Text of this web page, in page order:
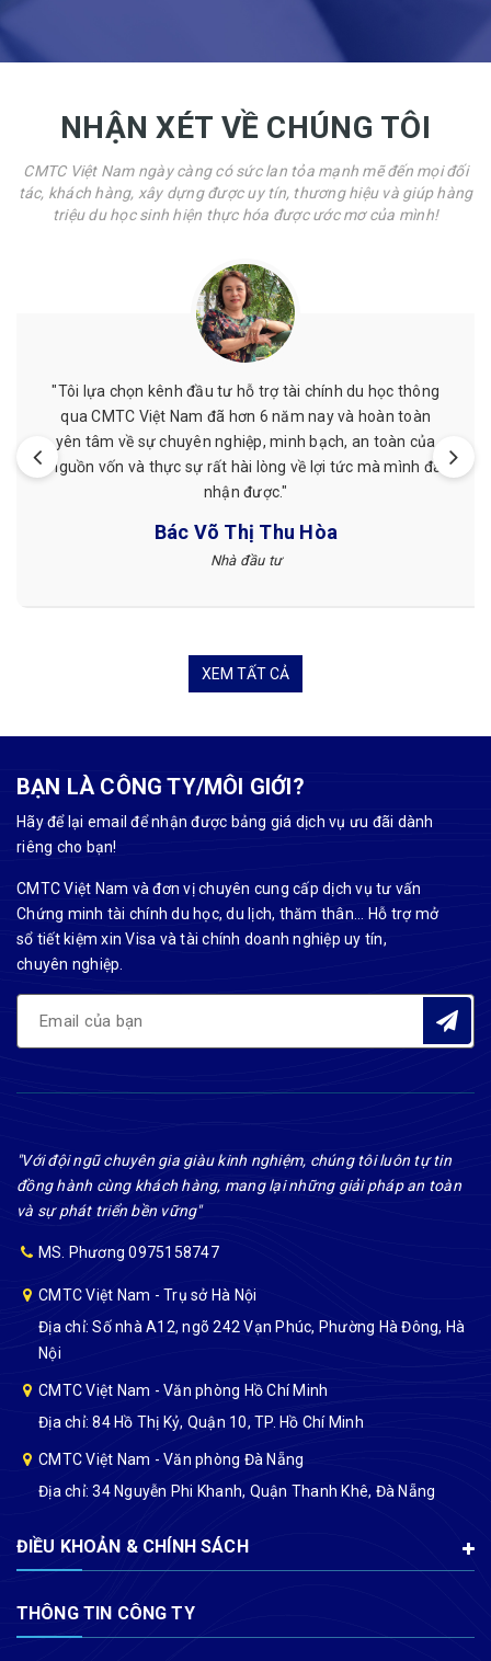
NHẬN XÉT VỀ CHÚNG TÔI
CMTC Việt Nam ngày càng có sức lan tỏa mạnh mẽ đến mọi đối
tác, khách hàng, xây dựng được uy tín, thương hiệu và giúp hàng
triệu du học sinh hiện thực hóa được ước mơ của mình!
đầu tư hỗ trợ tài chính du học thông
đã hơn 6 năm nay và hoàn toàn
nghiệp, minh bạch, an toàn của
sự rất hài lòng về lợi tức mà mình đã
Võ Thị Thu Hòa
"Mình đã từng
giá cả phải
hẹn. Mình đã từng
CMTC Việt
XEM TẤT CẢ
BẠN LÀ CÔNG TY/MÔI GIỚI?
Hãy để lại email để nhận được bảng giá dịch vụ ưu đãi dành
riêng cho bạn!
CMTC Việt Nam và đơn vị chuyên cung cấp dịch vụ tư vấn
Chứng minh tài chính du học, du lịch, thăm thân... Hỗ trợ mở
sổ tiết kiệm xin Visa và tài chính doanh nghiệp uy tín,
chuyên nghiệp.
"Với đội ngũ chuyên gia giàu kinh nghiệm, chúng tôi luôn tự tin
đồng hành cùng khách hàng, mang lại những giải pháp an toàn
và sự phát triển bền vững"
MS. Phương 0975158747
CMTC Việt Nam - Trụ sở Hà Nội
Địa chỉ: Số nhà A12, ngõ 242 Vạn Phúc, Phường Hà Đông, Hà
Nội
CMTC Việt Nam - Văn phòng Hồ Chí Minh
Địa chỉ: 84 Hồ Thị Kỷ, Quận 10, TP. Hồ Chí Minh
CMTC Việt Nam - Văn phòng Đà Nẵng
Địa chỉ: 34 Nguyễn Phi Khanh, Quận Thanh Khê, Đà Nẵng
ĐIỀU KHOẢN & CHÍNH SÁCH
THÔNG TIN CÔNG TY